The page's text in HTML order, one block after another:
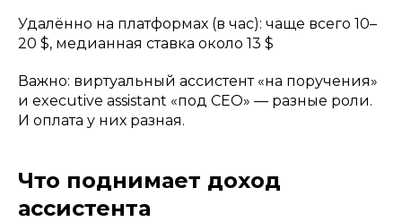
Удалённо на платформах (в час): чаще всего 10–
20 $, медианная ставка около 13 $
Важно: виртуальный ассистент «на поручения»
и executive assistant «под CEO» — разные роли.
И оплата у них разная.
Что поднимает доход
ассистента